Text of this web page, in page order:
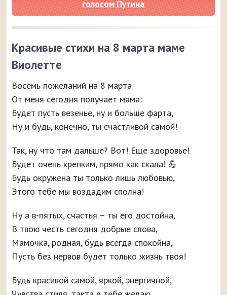
голосом Путина
Красивые стихи на 8 марта маме
Виолетте
Восемь пожеланий на 8 марта
От меня сегодня получает мама:
Будет пусть везенье, ну и больше фарта,
Ну и будь, конечно, ты счастливой самой!
Так, ну что там дальше? Вот! Еще здоровье!
Будет очень крепким, прямо как скала! 💪
Будь окружена ты только лишь любовью,
Этого тебе мы воздадим сполна!
Ну а в-пятых, счастья – ты его достойна,
В твою честь сегодня добрые слова,
Мамочка, родная, будь всегда спокойна,
Пусть без нервов будет только жизнь твоя!
Будь красивой самой, яркой, энергичной,